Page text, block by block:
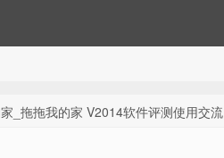
_拖拖我的家 V2014软件评测使用交流